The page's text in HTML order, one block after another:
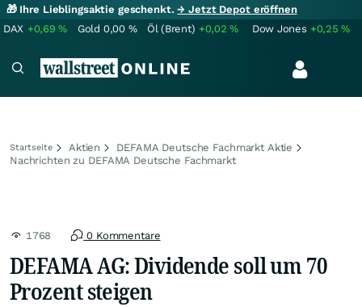
🎁 Ihre Lieblingsaktie geschenkt.→ Jetzt Depot eröffnen
DAX +0,69% Gold 0,00 % Öl (Brent) +0,02% Dow Jones +0,25%
Startseite Aktien
DEFAMA Deutsche Fachmarkt Aktie
Nachrichten zu DEFAMA Deutsche Fachmarkt
1768 0 Kommentare
DEFAMA AG: Dividende soll um 70
Prozent steigen